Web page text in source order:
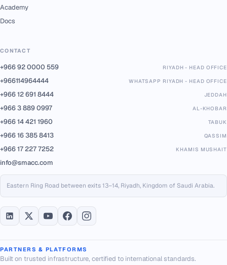
Academy
Docs
CONTACT
+966 92 0000 559 RIYADH - HEAD OFFICE
+966114964444 WHATSAPP RIYADH - HEAD OFFICE
+966 12 691 8444 JEDDAH
+966 3 889 0997 AL-KHOBAR
+966 14 421 1960 TABUK
+966 16 385 8413 QASSIM
+966 17 227 7252 KHAMIS MUSHAIT
info@smacc.com
Eastern Ring Road between exits 13–14, Riyadh, Kingdom of Saudi Arabia.
PARTNERS & PLATFORMS
Built on trusted infrastructure, certified to international standards.